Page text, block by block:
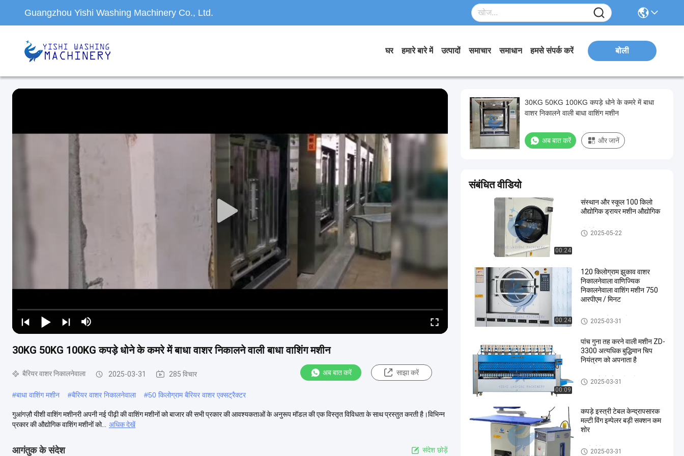
Guangzhou Yishi Washing Machinery Co., Ltd.
घर हमारे बारे में उत्पादों समाचार समाधान हमसे संपर्क करें बोली
30KG 50KG 100KG कपड़े धोने के कमरे में बाधा वाशर निकालने वाली बाधा वाशिंग मशीन
बैरियर वाशर निकालनेवाला 2025-03-31 285 विचार अब बात करें साझा करें
#बाधा वाशिंग मशीन #बैरियर वाशर निकालनेवाला #50 किलोग्राम बैरियर वाशर एक्सट्रैक्टर
गुआंगज़ौ यीशी वाशिंग मशीनरी अपनी नई पीढ़ी की वाशिंग मशीनों को बाजार की सभी प्रकार की आवश्यकताओं के अनुरूप मॉडल की एक विस्तृत विविधता के साथ प्रस्तुत करती है।विभिन्न
प्रकार की औद्योगिक वाशिंग मशीनों को...
अधिक देखें
आगंतुक के संदेश संदेश छोड़ें
30KG 50KG 100KG कपड़े धोने के कमरे में बाधा
वाशर निकालने वाली बाधा वाशिंग मशीन
अब बात करें और जानें
संबंधित वीडियो
00:24
संस्थान और स्कूल 100 किलो
औद्योगिक ड्रायर मशीन औद्योगिक
औद्योगिक ड्रायर
2025-05-22
00:24
120 किलोग्राम झुकाव वाशर
निकालनेवाला वाणिज्यिक
निकालनेवाला वाशिंग मशीन 750
आरपीएम / मिनट
वाशर एक्सट्रैक्टर मशीन
2025-03-31
00:09
पांच गुना तह करने वाली मशीन ZD-
3300 अत्यधिक बुद्धिमान चिप
नियंत्रण को अपनाता है
कागज को मोड़ने वाली मशीन
2025-03-31
कपड़े इस्त्री टेबल केन्द्रापसारक
मल्टी विंग इम्पेलर बड़ी सक्शन कम
शोर
कपड़े धोने का उपकरण
2025-03-31